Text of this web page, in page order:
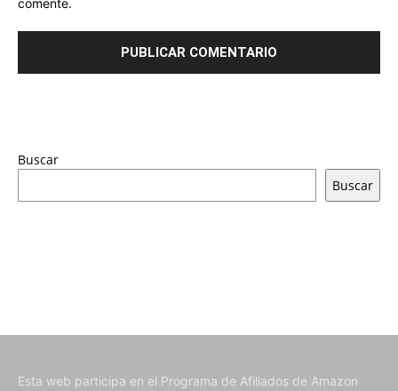
comente.
Buscar
Buscar
Esta web participa en el Programa de Afiliados de Amazon